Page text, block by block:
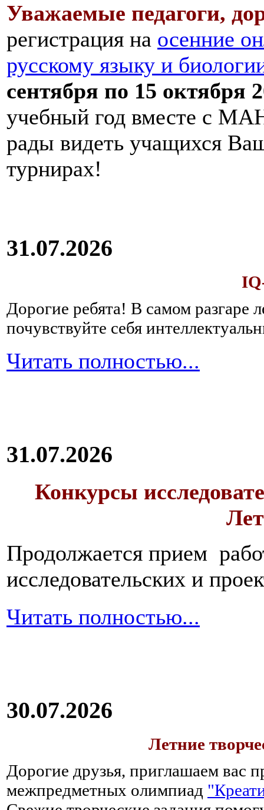
Уважаемые педагоги,
регистрация на осенние
русскому языку и
сентября по 15 октября
учебный год вместе с
рады видеть учащихся
турнирах!
31.07.2026
Дорогие ребята! В самом разгаре
почувствуйте себя
Читать полностью...
31.07.2026
Конкурсы
Продолжается прием
исследовательских и
Читать полностью...
30.07.2026
Летние
Дорогие друзья, приглашаем вас
межпредметных олимпиад